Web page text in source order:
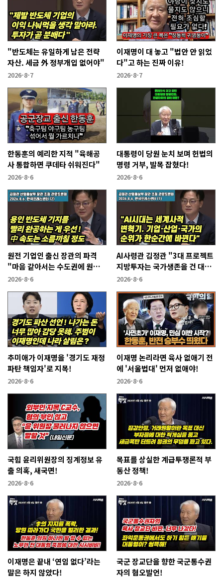
"반도체는 유일하게 남은 전략
자산. 세금 外 정부개입 없어야"
2026-8-7
이재명이 대 놓고 "법안 안 읽었
다"고 하는 진짜 이유!
2026-8-7
한동훈의 예리한 지적 "육해공
사 통합하면 쿠데타 쉬워진다"
2026-8-6
대통령이 당원 눈치 보며 헌법의
명령 거부, 발목 잡혔다!
2026-8-6
원전 기업인 출신 장관의 파격
"마음 같아서는 수도권에 원전
짓고싶다"
2026-8-6
AI사령관 김정관 "3대 프로젝트
지방투자는 국가생존을 건 대전
략"
2026-8-6
추미애가 이재명을 '경기도 재정
파탄 책임자'로 지목!
2026-8-6
이재명 논리라면 육사 없애기 전
에 '서울법대' 먼저 없애야!
2026-8-6
국힘 윤리위원장의 징계정보 유
출 의혹, 새국면!
2026-8-6
목표를 상실한 계급투쟁론적 부
동산 정책!
2026-8-6
이재명은 끝내 ‘연임 없다’라는
말은 하지 않았다!
국군 장교단을 향한 국군통수권
자의 혐오발언!